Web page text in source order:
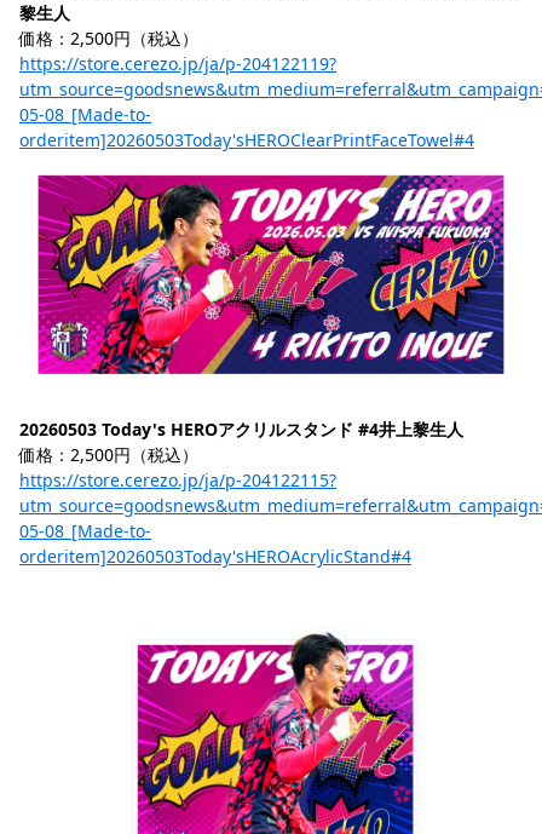
黎生人
価格：2,500円（税込）
https://store.cerezo.jp/ja/p-204122119?
05-08_[Made-to-
orderitem]20260503Today'sHEROClearPrintFaceTowel#4
20260503 Today's HEROアクリルスタンド #4井上黎生人
価格：2,500円（税込）
https://store.cerezo.jp/ja/p-204122115?
05-08_[Made-to-
orderitem]20260503Today'sHEROAcrylicStand#4